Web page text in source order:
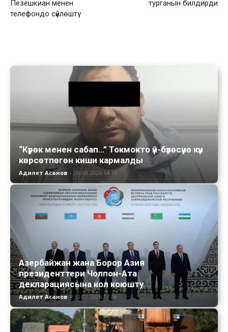
Пезешкиан менен
телефондо сүйлөштү
турганын билдирди
“Күрөк менен сабап…” Токмокто үй-бүлөсүнө күн
көрсөтпөгөн киши кармалды
Адилет Асанов - 06.08.2026 14:18
Азербайжан жана Борор Азия
президенттери Чолпон-Ата
декларациясына кол коюшту
Адилет Асанов - 31.07.2026 17:28